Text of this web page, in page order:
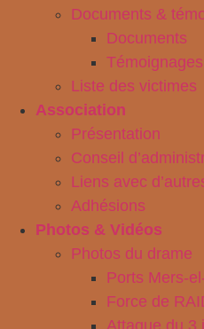
Documents &
Documents
Liste des victimes
Association
Présentation
Conseil
Liens avec
Adhésions
Photos & Vidéos
Photos du drame
Ports Mers-
Force de
Attaque du 3